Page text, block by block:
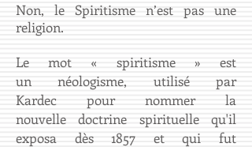
Non, le Spiritisme n’est pas une
religion.
​Le mot « spiritisme » est
un néologisme, utilisé par
Kardec pour nommer la
nouvelle doctrine spirituelle qu'il
exposa dès 1857 et qui fut